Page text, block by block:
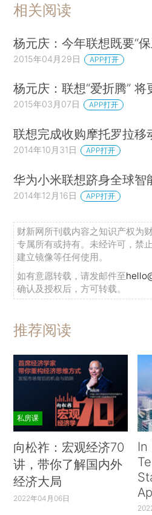
相关阅读
杨元庆：今年联想既要“保
2015年04月29日 APP打开
杨元庆：联想“爱折腾”
2015年03月07日 APP打开
联想完成收购摩托罗拉移
2014年10月31日 APP打开
华为小米联想跻身全球智
2014年12月16日 APP打开
财新网所刊载内容之知识产权为
专属所有或持有。未经许可，禁
建立镜像等任何使用。
如有意愿转载，请发邮件至
确认及授权后，方可转载。
推荐阅读
私房课
向松祚：宏观经济70
讲，带你了解国内外
经济大局
2022年04月06日
In